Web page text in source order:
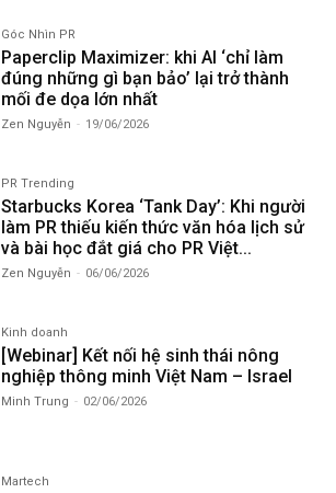
Góc Nhìn PR
Paperclip Maximizer: khi AI ‘chỉ làm
đúng những gì bạn bảo’ lại trở thành
mối đe dọa lớn nhất
Zen Nguyễn - 19/06/2026
PR Trending
Starbucks Korea ‘Tank Day’: Khi người
làm PR thiếu kiến thức văn hóa lịch sử
và bài học đắt giá cho PR Việt...
Zen Nguyễn - 06/06/2026
Kinh doanh
[Webinar] Kết nối hệ sinh thái nông
nghiệp thông minh Việt Nam – Israel
Minh Trung - 02/06/2026
Martech